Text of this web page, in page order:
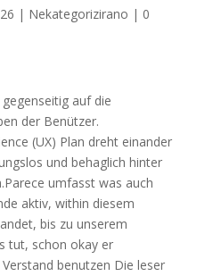
| Nekategorizirano | 0
auf die
der Benützer.
(UX) Plan dreht einander
und behaglich hinter
umfasst was auch
aktiv, within diesem
bis zu unserem
tut, schon okay er
Verstand benutzen Die leser